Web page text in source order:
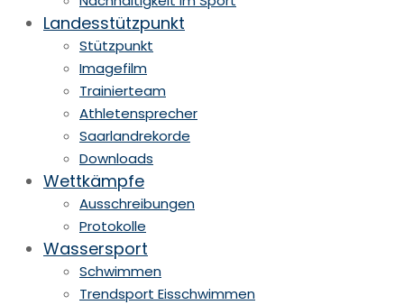
Landesstützpunkt
Stützpunkt
Imagefilm
Trainierteam
Athletensprecher
Saarlandrekorde
Downloads
Wettkämpfe
Ausschreibungen
Protokolle
Wassersport
Schwimmen
Trendsport Eisschwimmen